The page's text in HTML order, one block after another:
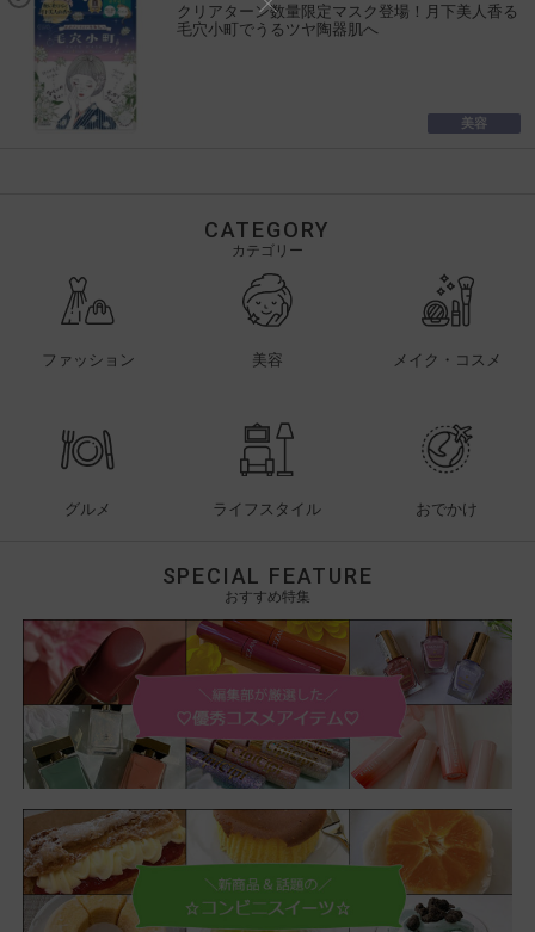
クリアターン数量限定マスク登場！月下美人香る
毛穴小町でうるツヤ陶器肌へ
美容
CATEGORY
カテゴリー
ファッション 美容 メイク・コスメ
グルメ ライフスタイル おでかけ
SPECIAL FEATURE
おすすめ特集